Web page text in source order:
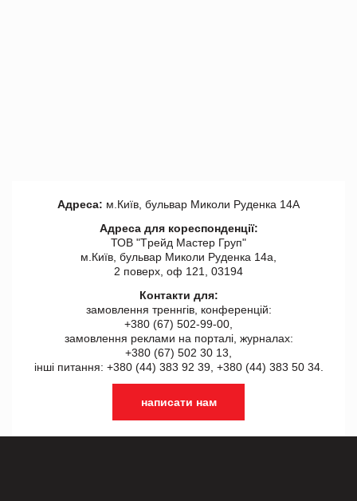
Адреса: м.Київ, бульвар Миколи Руденка 14А
Адреса для кореспонденції:
ТОВ "Tрейд Мастер Груп"
м.Київ, бульвар Миколи Руденка 14а,
2 поверх, оф 121, 03194
Контакти для:
замовлення треннгів, конференцій:
+380 (67) 502-99-00,
замовлення реклами на порталі, журналах:
+380 (67) 502 30 13,
інші питання: +380 (44) 383 92 39, +380 (44) 383 50 34.
написати нам